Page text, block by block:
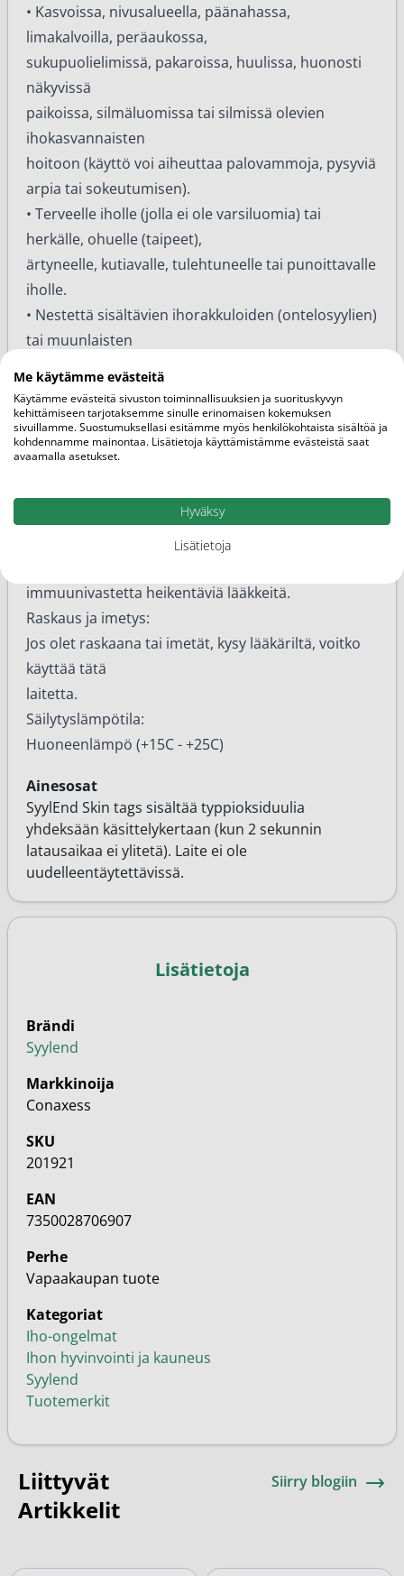
• Kasvoissa, nivusalueella, päänahassa,
limakalvoilla, peräaukossa,
sukupuolielimissä, pakaroissa, huulissa, huonosti
näkyvissä
paikoissa, silmäluomissa tai silmissä olevien
ihokasvannaisten
hoitoon (käyttö voi aiheuttaa palovammoja, pysyviä
arpia tai sokeutumisen).
• Terveelle iholle (jolla ei ole varsiluomia) tai
herkälle, ohuelle (taipeet),
ärtyneelle, kutiavalle, tulehtuneelle tai punoittavalle
iholle.
• Nestettä sisältävien ihorakkuloiden (ontelosyylien)
tai muunlaisten
• Diabeetikoilla tai henkilöillä, joilla on häiriöitä
verenkierrossa tai
veren hyytymisessä (esim. Raynaud’n oireyhtymä),
jotka käyttävät
• Potilailla, joiden immuunivaste on heikentynyt tai
immuunivastetta heikentäviä lääkkeitä.
Raskaus ja imetys:
Jos olet raskaana tai imetät, kysy lääkäriltä, voitko
käyttää tätä
laitetta.
Säilytyslämpötila:
Huoneenlämpö (+15C - +25C)
Ainesosat
SyylEnd Skin tags sisältää typpioksiduulia
yhdeksään käsittelykertaan (kun 2 sekunnin
latausaikaa ei ylitetä). Laite ei ole
uudelleentäytettävissä.
Lisätietoja
Brändi
Syylend
Markkinoija
Conaxess
SKU
201921
EAN
7350028706907
Perhe
Vapaakaupan tuote
Kategoriat
Iho-ongelmat
Ihon hyvinvointi ja kauneus
Syylend
Tuotemerkit
Liittyvät
Artikkelit
Siirry blogiin
Me käytämme evästeitä
Käytämme evästeitä sivuston toiminnallisuuksien ja suorituskyvyn
kehittämiseen tarjotaksemme sinulle erinomaisen kokemuksen
sivuillamme. Suostumuksellasi esitämme myös henkilökohtaista sisältöä ja
kohdennamme mainontaa. Lisätietoja käyttämistämme evästeistä saat
avaamalla asetukset.
Hyväksy
Lisätietoja